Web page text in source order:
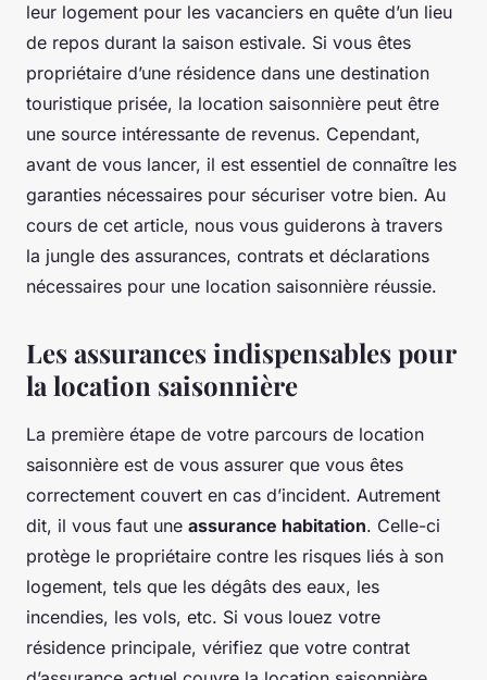
leur logement pour les vacanciers en quête d’un lieu
de repos durant la saison estivale. Si vous êtes
propriétaire d’une résidence dans une destination
touristique prisée, la location saisonnière peut être
une source intéressante de revenus. Cependant,
avant de vous lancer, il est essentiel de connaître les
garanties nécessaires pour sécuriser votre bien. Au
cours de cet article, nous vous guiderons à travers
la jungle des assurances, contrats et déclarations
nécessaires pour une location saisonnière réussie.
Les assurances indispensables pour
la location saisonnière
La première étape de votre parcours de location
saisonnière est de vous assurer que vous êtes
correctement couvert en cas d’incident. Autrement
dit, il vous faut une assurance habitation. Celle-ci
protège le propriétaire contre les risques liés à son
logement, tels que les dégâts des eaux, les
incendies, les vols, etc. Si vous louez votre
résidence principale, vérifiez que votre contrat